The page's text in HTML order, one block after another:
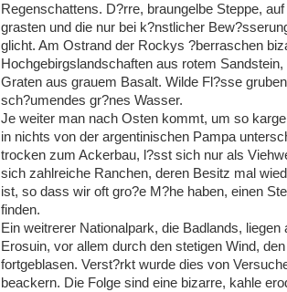
Regenschattens. D?rre, braungelbe Steppe,
grasten und die nur bei k?nstlicher
glicht. Am Ostrand der Rockys ?berraschen
Hochgebirgslandschaften aus rotem
Graten aus grauem Basalt. Wilde Fl?sse
sch?umendes gr?nes Wasser.
Je weiter man nach Osten kommt, um so
in nichts von der argentinischen Pampa
trocken zum Ackerbau, l?sst sich nur als
sich zahlreiche Ranchen, deren Besitz mal
ist, so dass wir oft gro?e M?he haben, einen
finden.
Ein weitrerer Nationalpark, die Badlands,
Erosuin, vor allem durch den stetigen Wind,
fortgeblasen. Verst?rkt wurde dies von
beackern. Die Folge sind eine bizarre, kahle